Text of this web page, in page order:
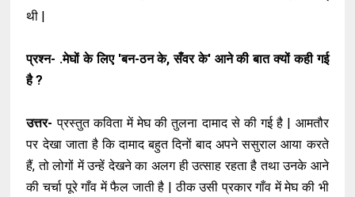
थी |
प्रश्न- .मेघों के लिए 'बन-ठन के, सँवर के' आने की बात क्यों कही गई
है ?
उत्तर- प्रस्तुत कविता में मेघ की तुलना दामाद से की गई है | आमतौर
पर देखा जाता है कि दामाद बहुत दिनों बाद अपने ससुराल आया करते
हैं, तो लोगों में उन्हें देखने का अलग ही उत्साह रहता है तथा उनके आने
की चर्चा पूरे गाँव में फैल जाती है | ठीक उसी प्रकार गाँव में मेघ की भी